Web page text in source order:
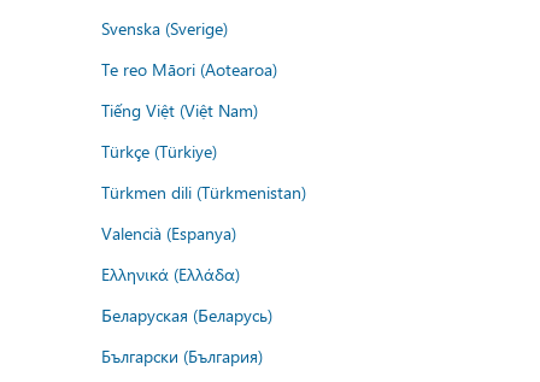
Svenska (Sverige)
Te reo Māori (Aotearoa)
Tiếng Việt (Việt Nam)
Türkçe (Türkiye)
Türkmen dili (Türkmenistan)
Valencià (Espanya)
Ελληνικά (Ελλάδα)
Беларуская (Беларусь)
Български (България)